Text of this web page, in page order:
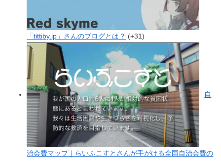
「tittiby.jp」さんのブログとは？ +31
自
治会費マップ｜らいふこすとさんが手がける全国自治会費の